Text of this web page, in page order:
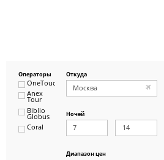
Операторы
OneTouch&Travel
Anex
Tour
Biblio
Globus
Coral
Откуда
Ночей
Диапазон цен